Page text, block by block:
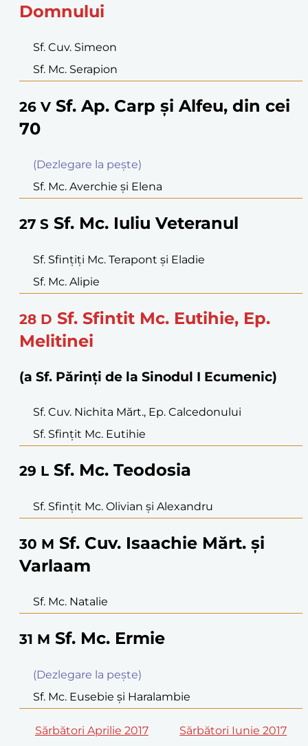
Domnului
Sf. Cuv. Simeon
Sf. Mc. Serapion
26 V Sf. Ap. Carp şi Alfeu, din cei
70
(Dezlegare la peşte)
Sf. Mc. Averchie şi Elena
27 S Sf. Mc. Iuliu Veteranul
Sf. Sfinţiţi Mc. Terapont şi Eladie
Sf. Mc. Alipie
28 D Sf. Sfintit Mc. Eutihie, Ep.
Melitinei
(a Sf. Părinți de la Sinodul I Ecumenic)
Sf. Cuv. Nichita Mărt., Ep. Calcedonului
Sf. Sfinţit Mc. Eutihie
29 L Sf. Mc. Teodosia
Sf. Sfinţit Mc. Olivian şi Alexandru
30 M Sf. Cuv. Isaachie Mărt. şi
Varlaam
Sf. Mc. Natalie
31 M Sf. Mc. Ermie
(Dezlegare la peşte)
Sf. Mc. Eusebie şi Haralambie
Sărbători Aprilie 2017 Sărbători Iunie 2017